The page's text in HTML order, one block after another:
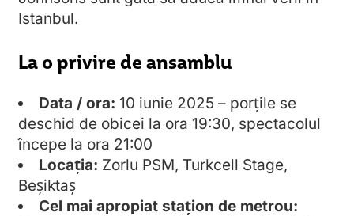
Istanbul.
La o privire de ansamblu
Data / ora: 10 iunie 2025 – porțile se
deschid de obicei la ora 19:30, spectacolul
începe la ora 21:00
Locația: Zorlu PSM, Turkcell Stage,
Beşiktaş
Cel mai apropiat stațion de metrou: